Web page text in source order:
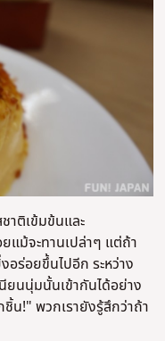
าติเข้มข้นและ
ม้จะทานเปล่าๆ แต่ถ้า
อร่อยขึ้นไปอีก ระหว่าง
นนุ่มนั้นเข้ากันได้อย่าง
!" พวกเรายังรู้สึกว่าถ้า